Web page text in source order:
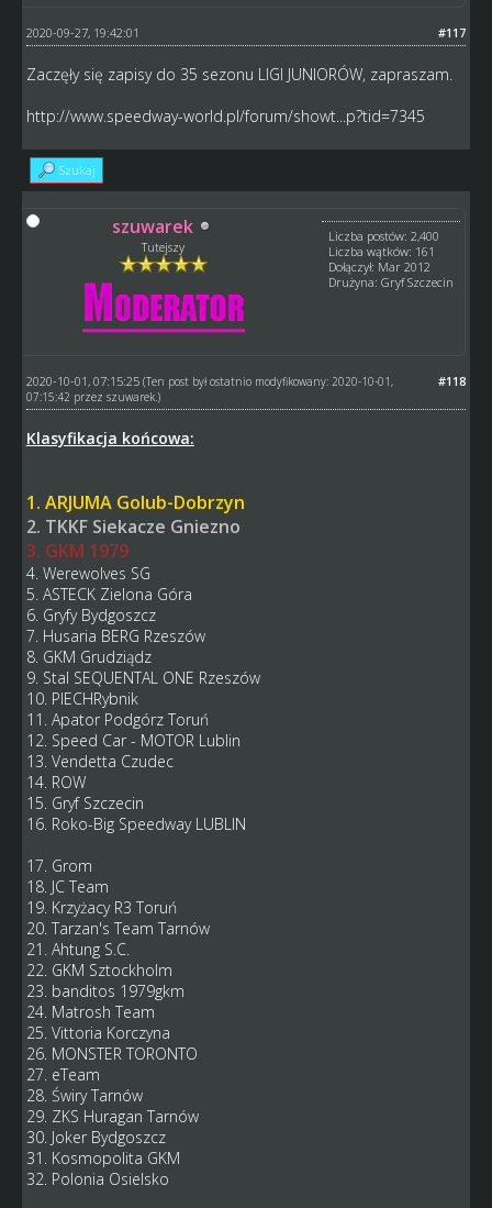
#117
2020-09-27, 19:42:01
Zaczęły się zapisy do 35 sezonu LIGI JUNIORÓW, zapraszam.
http://www.speedway-world.pl/forum/showt...p?tid=7345
Szukaj
szuwarek
Tutejszy
Liczba postów: 2,400
Liczba wątków: 161
Dołączył: Mar 2012
Drużyna: Gryf Szczecin
#118
2020-10-01, 07:15:25 (Ten post był ostatnio modyfikowany: 2020-10-01,
07:15:42 przez szuwarek.)
Klasyfikacja końcowa:
1. ARJUMA Golub-Dobrzyn
2. TKKF Siekacze Gniezno
3. GKM 1979
4. Werewolves SG
5. ASTECK Zielona Góra
6. Gryfy Bydgoszcz
7. Husaria BERG Rzeszów
8. GKM Grudziądz
9. Stal SEQUENTAL ONE Rzeszów
10. PIECHRybnik
11. Apator Podgórz Toruń
12. Speed Car - MOTOR Lublin
13. Vendetta Czudec
14. ROW
15. Gryf Szczecin
16. Roko-Big Speedway LUBLIN
17. Grom
18. JC Team
19. Krzyżacy R3 Toruń
20. Tarzan's Team Tarnów
21. Ahtung S.C.
22. GKM Sztockholm
23. banditos 1979gkm
24. Matrosh Team
25. Vittoria Korczyna
26. MONSTER TORONTO
27. eTeam
28. Świry Tarnów
29. ZKS Huragan Tarnów
30. Joker Bydgoszcz
31. Kosmopolita GKM
32. Polonia Osielsko